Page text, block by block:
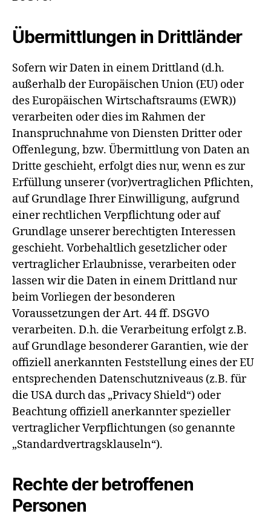
Übermittlungen in Drittländer
Sofern wir Daten in einem Drittland (d.h.
außerhalb der Europäischen Union (EU) oder
des Europäischen Wirtschaftsraums (EWR))
verarbeiten oder dies im Rahmen der
Inanspruchnahme von Diensten Dritter oder
Offenlegung, bzw. Übermittlung von Daten an
Dritte geschieht, erfolgt dies nur, wenn es zur
Erfüllung unserer (vor)vertraglichen Pflichten,
auf Grundlage Ihrer Einwilligung, aufgrund
einer rechtlichen Verpflichtung oder auf
Grundlage unserer berechtigten Interessen
geschieht. Vorbehaltlich gesetzlicher oder
vertraglicher Erlaubnisse, verarbeiten oder
lassen wir die Daten in einem Drittland nur
beim Vorliegen der besonderen
Voraussetzungen der Art. 44 ff. DSGVO
verarbeiten. D.h. die Verarbeitung erfolgt z.B.
auf Grundlage besonderer Garantien, wie der
offiziell anerkannten Feststellung eines der EU
entsprechenden Datenschutzniveaus (z.B. für
die USA durch das „Privacy Shield“) oder
Beachtung offiziell anerkannter spezieller
vertraglicher Verpflichtungen (so genannte
„Standardvertragsklauseln“).
Rechte der betroffenen
Personen